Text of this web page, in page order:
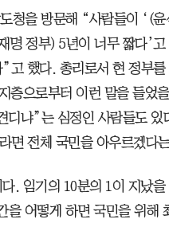
청을 방문해 “사람들이 ‘(
명 정부) 5년이 너무 짧다’
고 했다. 총리로서 현 정부를
층으로부터 이런 말을 들었
디냐”는 심정인 사람들도 있
면 전체 국민을 아우르겠다
. 임기의 10분의 1이 지났
을 어떻게 하면 국민을 위해